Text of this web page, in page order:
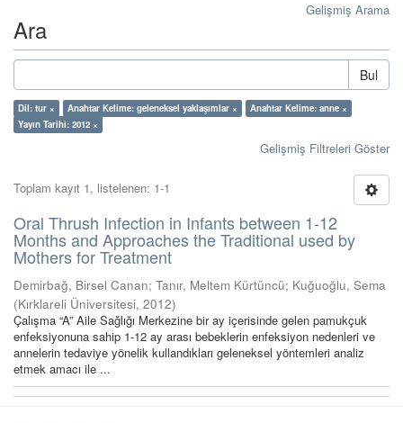
Gelişmiş Arama
Ara
Bul
Dil: tur × Anahtar Kelime: geleneksel yaklaşımlar ×
Anahtar Kelime: anne ×
Yayın Tarihi: 2012 ×
Gelişmiş Filtreleri Göster
Toplam kayıt 1, listelenen: 1-1
Oral Thrush Infection in Infants between 1-12
Months and Approaches the Traditional used by
Mothers for Treatment
Demirbağ, Birsel Canan; Tanır, Meltem Kürtüncü; Kuğuoğlu, Sema
(Kırklareli Üniversitesi, 2012)
Çalışma “A” Aile Sağlığı Merkezine bir ay içerisinde gelen pamukçuk
enfeksiyonuna sahip 1-12 ay arası bebeklerin enfeksiyon nedenleri ve
annelerin tedaviye yönelik kullandıkları geleneksel yöntemleri analiz
etmek amacı ile ...